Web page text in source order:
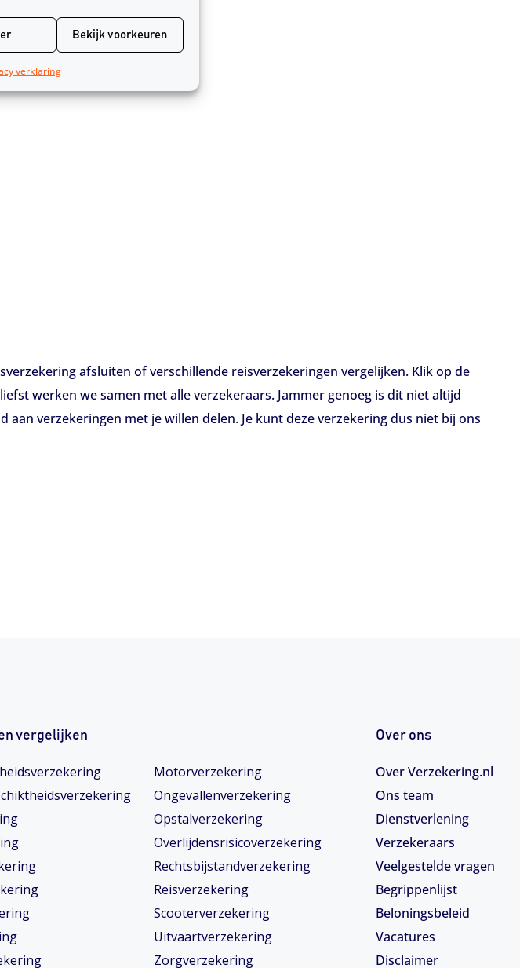
Bekijk voorkeuren
verklaring
afsluiten of verschillende reisverzekeringen vergelijken. Klik op de
werken we samen met alle verzekeraars. Jammer genoeg is dit niet altijd
verzekeringen met je willen delen. Je kunt deze verzekering dus niet bij ons
vergelijken
Motorverzekering
Ongevallenverzekering
Opstalverzekering
Overlijdensrisicoverzekering
Rechtsbijstandverzekering
Reisverzekering
Scooterverzekering
Uitvaartverzekering
Zorgverzekering
Over ons
Over Verzekering.nl
Ons team
Dienstverlening
Verzekeraars
Veelgestelde vragen
Begrippenlijst
Beloningsbeleid
Vacatures
Disclaimer